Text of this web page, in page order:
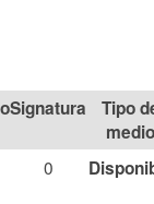
Signatura
Tipo
medio
0